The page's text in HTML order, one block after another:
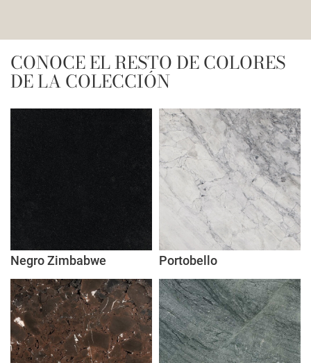
CONOCE EL RESTO DE COLORES
DE LA COLECCIÓN
Negro Zimbabwe Portobello